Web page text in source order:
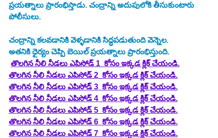
ప్రయత్నాలు ప్రారంభిస్తాడు. చంద్రాన్ని అదుపులోకి తీసుకుంటారు
పోలీసులు.
చంద్రాన్ని కలవడానికి వెళ్ళడానికి సిద్ధపడుతుంది వెన్నెల.
అతనికి ధైర్యం చెప్పి బెయిల్ ప్రయత్నాలు ప్రారంభిస్తుంది.
తొలగిన నీలి నీడలు ఎపిసోడ్ 1  కోసం ఇక్కడ క్లిక్ చేయండి.
తొలగిన నీలి నీడలు ఎపిసోడ్ 2  కోసం ఇక్కడ క్లిక్ చేయండి.
తొలగిన నీలి నీడలు ఎపిసోడ్ 3  కోసం ఇక్కడ క్లిక్ చేయండి.
తొలగిన నీలి నీడలు ఎపిసోడ్ 4  కోసం ఇక్కడ క్లిక్ చేయండి.
తొలగిన నీలి నీడలు ఎపిసోడ్ 5  కోసం ఇక్కడ క్లిక్ చేయండి.
తొలగిన నీలి నీడలు ఎపిసోడ్ 6  కోసం ఇక్కడ క్లిక్ చేయండి.
తొలగిన నీలి నీడలు ఎపిసోడ్ 7  కోసం ఇక్కడ క్లిక్ చేయండి.